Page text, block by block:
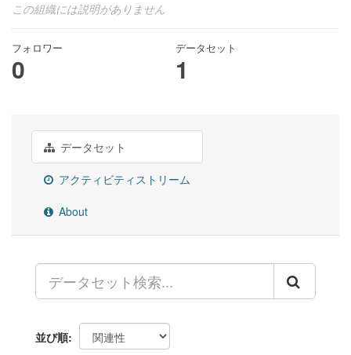
この組織には説明がありません
フォロワー
0
データセット
1
データセット
アクティビティストリーム
About
並び順